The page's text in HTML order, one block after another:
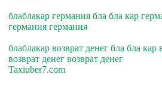
блаблакар германия бла бла кар
германия германия
блаблакар возврат денег бла бла кар
возврат денег возврат денег
Taxiuber7.com